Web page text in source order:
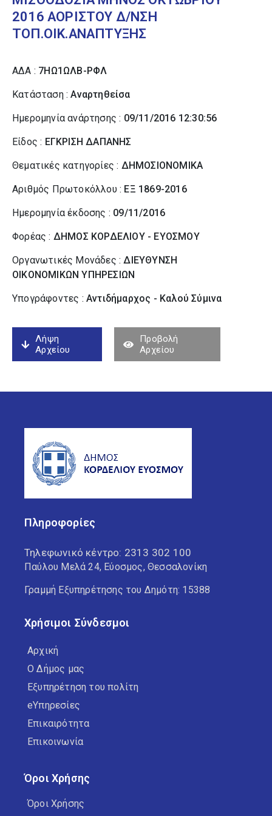
2016 ΑΟΡΙΣΤΟΥ Δ/ΝΣΗ
ΤΟΠ.ΟΙΚ.ΑΝΑΠΤΥΞΗΣ
ΑΔΑ : 7ΗΩ1ΩΛΒ-ΡΦΛ
Κατάσταση :Αναρτηθείσα
Ημερομηνία ανάρτησης : 09/11/2016 12:30:56
Είδος : ΕΓΚΡΙΣΗ ΔΑΠΑΝΗΣ
Θεματικές κατηγορίες : ΔΗΜΟΣΙΟΝΟΜΙΚΑ
Αριθμός Πρωτοκόλλου : ΕΞ 1869-2016
Ημερομηνία έκδοσης : 09/11/2016
Φορέας : ΔΗΜΟΣ ΚΟΡΔΕΛΙΟΥ - ΕΥΟΣΜΟΥ
Οργανωτικές Μονάδες :ΔΙΕΥΘΥΝΣΗ
ΟΙΚΟΝΟΜΙΚΩΝ ΥΠΗΡΕΣΙΩΝ
Υπογράφοντες : Αντιδήμαρχος - Καλού Σύµινα
Λήψη
Αρχείου
Προβολή
Αρχείου
Πληροφορίες
Τηλεφωνικό κέντρο: 2313 302 100
Παύλου Μελά 24, Εύοσμος, Θεσσαλονίκη
Γραμμή Εξυπηρέτησης του Δημότη: 15388
Χρήσιμοι Σύνδεσμοι
Αρχική
Ο Δήμος μας
Εξυπηρέτηση του πολίτη
eΥπηρεσίες
Επικαιρότητα
Επικοινωνία
Όροι Χρήσης
Όροι Χρήσης